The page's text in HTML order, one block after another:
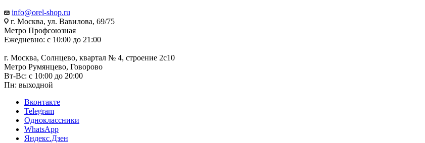
info@orel-shop.ru
г. Москва, ул. Вавилова, 69/75
Метро Профсоюзная
Ежедневно: с 10:00 до 21:00
г. Москва, Солнцево, квартал № 4, строение 2с10
Метро Румянцево, Говорово
Вт-Вс: с 10:00 до 20:00
Пн: выходной
Вконтакте
Telegram
Одноклассники
WhatsApp
Яндекс.Дзен